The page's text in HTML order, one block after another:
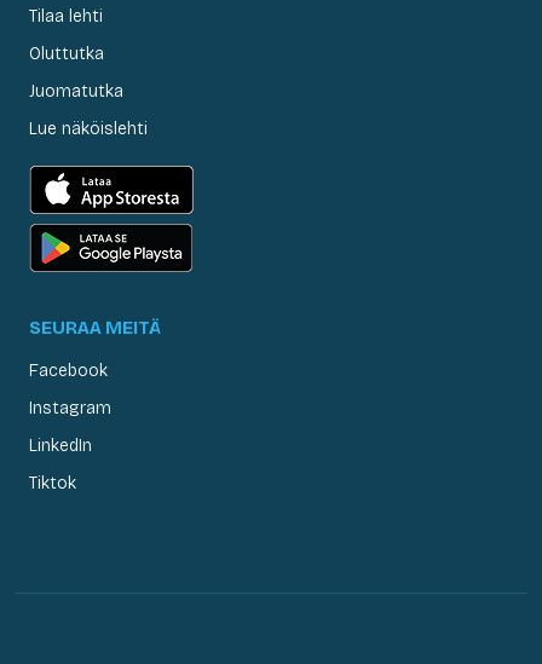
Tilaa lehti
Oluttutka
Juomatutka
Lue näköislehti
SEURAA MEITÄ
Facebook
Instagram
LinkedIn
Tiktok